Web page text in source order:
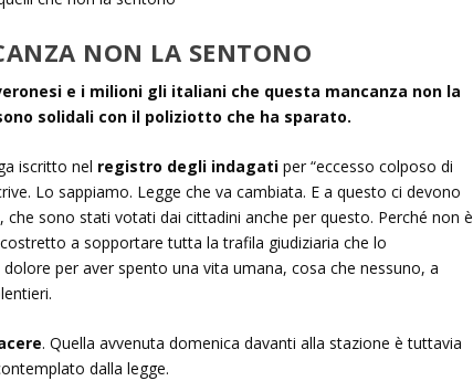
NON LA SENTONO
e i milioni gli italiani che questa mancanza non la
solidali con il poliziotto che ha sparato.
iscritto nel registro degli indagatiper “eccesso colposo di
Lo sappiamo. Legge che va cambiata. E a questo ci devono
sono stati votati dai cittadini anche per questo. Perché non è
a sopportare tutta la trafila giudiziaria che lo
per aver spento una vita umana, cosa che nessuno, a
. Quella avvenuta domenica davanti alla stazione è tuttavia
dalla legge.